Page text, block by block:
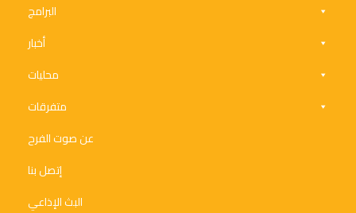
البرامج
أخبار
محليات
متفرقات
عن صوت الفرح
إتصل بنا
البث الإذاعي